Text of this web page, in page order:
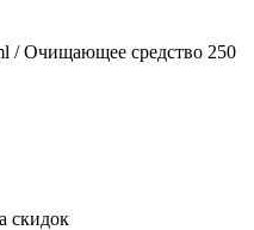
/ Очищающее средство 250
скидок